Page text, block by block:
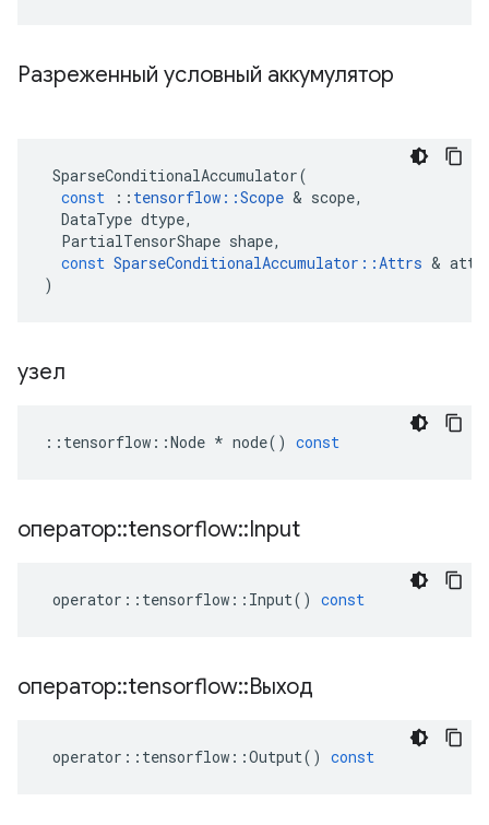
Разреженный условный аккумулятор
SparseConditionalAccumulator(
const
:: tensorflow ::Scope & scope,
DataType dtype,
PartialTensorShape shape,
const SparseConditionalAccumulator ::Attrs &
)
узел
:: tensorflow ::Node * node() const
оператор::tensorflow::Input
operator :: tensorflow :: Input() const
оператор::tensorflow::Выход
operator :: tensorflow ::Output() const